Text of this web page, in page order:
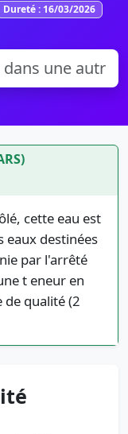
Dureté : 16/03/2026
cette eau est
eaux destinées
par l'arrêté
t eneur en
qualité (2